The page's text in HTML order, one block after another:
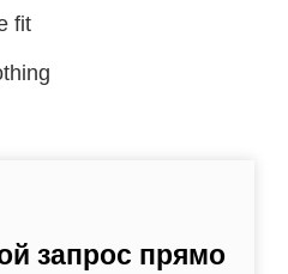
fit
запрос прямо